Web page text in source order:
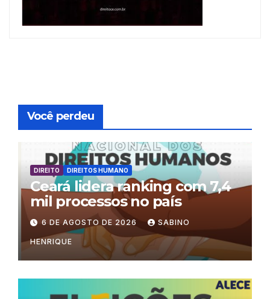
Você perdeu
DIREITO DIREITOS HUMANO
Ceará lidera ranking com 7,4
mil processos no país
6 DE AGOSTO DE 2026 SABINO
HENRIQUE